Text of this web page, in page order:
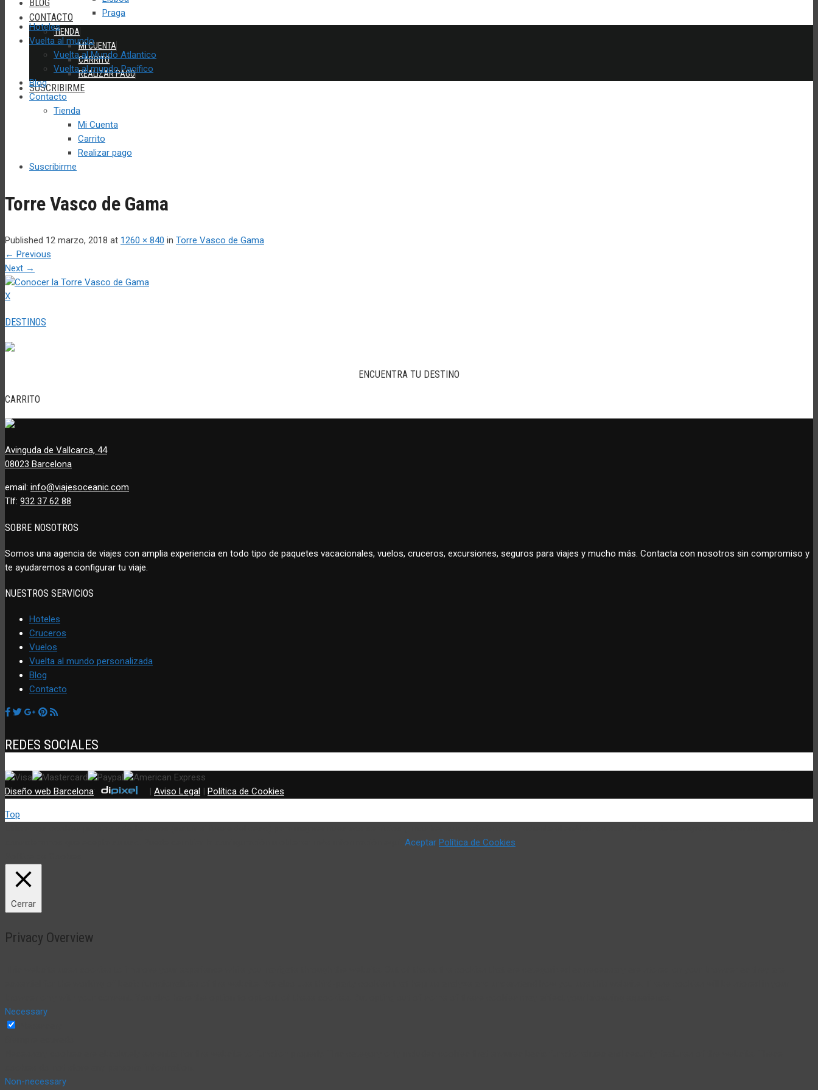
BLOG
CONTACTO
TIENDA
MI CUENTA
CARRITO
REALIZAR PAGO
SUSCRIBIRME
Praga
Hoteles
Vuelta al mundo
Vuelta al Mundo Atlantico
Vuelta al mundo Pacífico
Blog
Contacto
Tienda
Mi Cuenta
Carrito
Realizar pago
Suscribirme
Torre Vasco de Gama
Published 12 marzo, 2018 at 1260 × 840 in Torre Vasco de Gama
← Previous
Next →
X
DESTINOS
ENCUENTRA TU DESTINO
CARRITO
Avinguda de Vallcarca, 44
08023 Barcelona
email: info@viajesoceanic.com
Tlf: 932 37 62 88
SOBRE NOSOTROS
Somos una agencia de viajes con amplia experiencia en todo tipo de paquetes vacacionales, vuelos, cruceros, excursiones, seguros para viajes y mucho más. Contacta con nosotros sin compromiso y
te ayudaremos a configurar tu viaje.
NUESTROS SERVICIOS
Hoteles
Cruceros
Vuelos
Vuelta al mundo personalizada
Blog
Contacto
REDES SOCIALES
Diseño web Barcelona: | Aviso Legal | Política de Cookies
Top
Aceptar Política de Cookies
Cerrar
Privacy Overview
Necessary
Non-necessary